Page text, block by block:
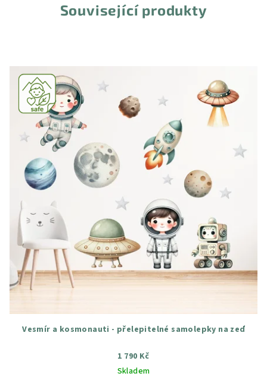
Související produkty
Vesmír a kosmonauti - přelepitelné samolepky na zeď
1 790 Kč
Skladem